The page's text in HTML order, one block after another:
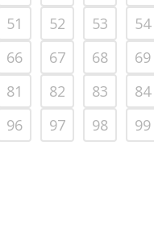
51 52 53 54
66 67 68 69
81 82 83 84
96 97 98 99